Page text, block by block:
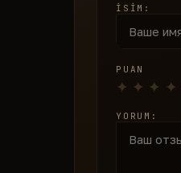
İSIM:
PUAN
YORUM: